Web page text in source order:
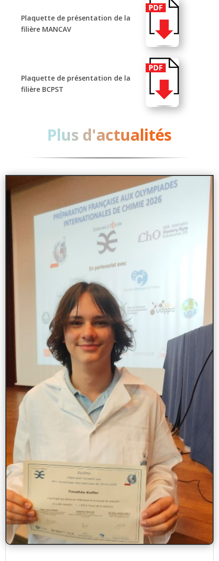
Plaquette de présentation de la
filière MANCAV
Plaquette de présentation de la
filière BCPST
Plus d'actualités